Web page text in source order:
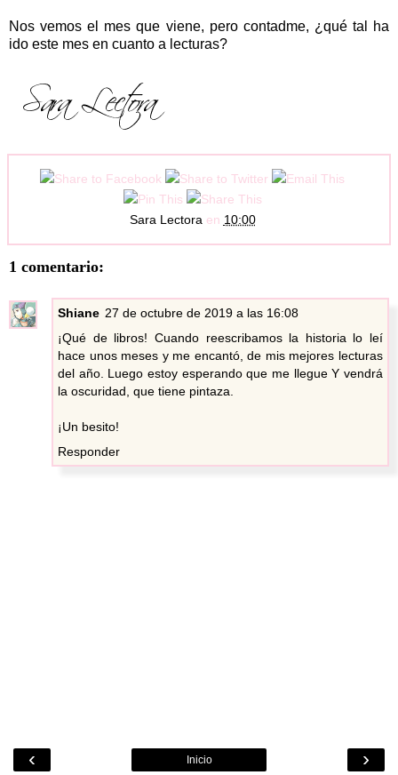
Nos vemos el mes que viene, pero contadme, ¿qué tal ha
ido este mes en cuanto a lecturas?
Sara Lectora en 10:00
1 comentario:
Shiane 27 de octubre de 2019 a las 16:08
¡Qué de libros! Cuando reescribamos la historia lo leí
hace unos meses y me encantó, de mis mejores lecturas
del año. Luego estoy esperando que me llegue Y vendrá
la oscuridad, que tiene pintaza.
¡Un besito!
Responder
‹ ›
Inicio